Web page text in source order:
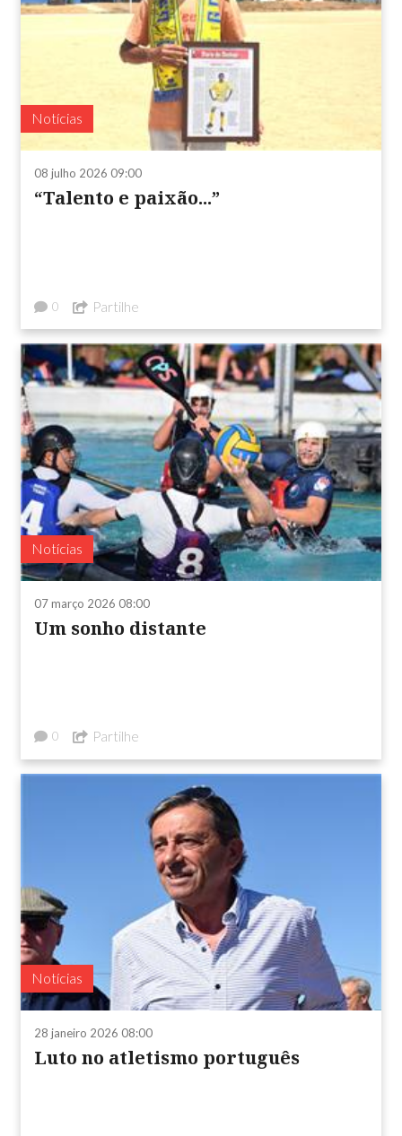
Notícias
08 julho 2026 09:00
“Talento e paixão...”
0 Partilhe
Notícias
07 março 2026 08:00
Um sonho distante
0 Partilhe
Notícias
28 janeiro 2026 08:00
Luto no atletismo português